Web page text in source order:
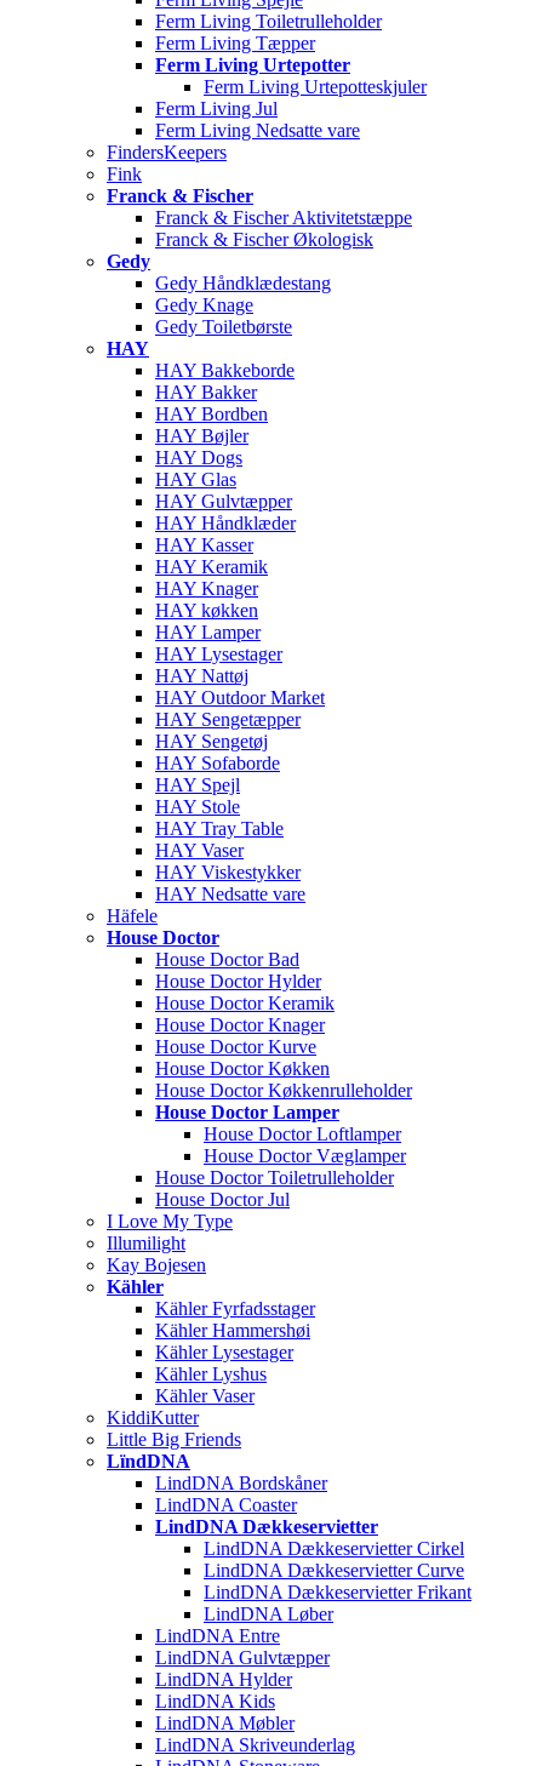
Ferm Living Toiletrulleholder
Ferm Living Tæpper
Ferm Living Urtepotter
Ferm Living Urtepotteskjuler
Ferm Living Jul
Ferm Living Nedsatte vare
FindersKeepers
Fink
Franck & Fischer
Franck & Fischer Aktivitetstæppe
Franck & Fischer Økologisk
Gedy
Gedy Håndklædestang
Gedy Knage
Gedy Toiletbørste
HAY
HAY Bakkeborde
HAY Bakker
HAY Bordben
HAY Bøjler
HAY Dogs
HAY Glas
HAY Gulvtæpper
HAY Håndklæder
HAY Kasser
HAY Keramik
HAY Knager
HAY køkken
HAY Lamper
HAY Lysestager
HAY Nattøj
HAY Outdoor Market
HAY Sengetæpper
HAY Sengetøj
HAY Sofaborde
HAY Spejl
HAY Stole
HAY Tray Table
HAY Vaser
HAY Viskestykker
HAY Nedsatte vare
Häfele
House Doctor
House Doctor Bad
House Doctor Hylder
House Doctor Keramik
House Doctor Knager
House Doctor Kurve
House Doctor Køkken
House Doctor Køkkenrulleholder
House Doctor Lamper
House Doctor Loftlamper
House Doctor Væglamper
House Doctor Toiletrulleholder
House Doctor Jul
I Love My Type
Illumilight
Kay Bojesen
Kähler
Kähler Fyrfadsstager
Kähler Hammershøi
Kähler Lysestager
Kähler Lyshus
Kähler Vaser
KiddiKutter
Little Big Friends
LïndDNA
LindDNA Bordskåner
LindDNA Coaster
LindDNA Dækkeservietter
LindDNA Dækkeservietter Cirkel
LindDNA Dækkeservietter Curve
LindDNA Dækkeservietter Frikant
LindDNA Løber
LindDNA Entre
LindDNA Gulvtæpper
LindDNA Hylder
LindDNA Kids
LindDNA Møbler
LindDNA Skriveunderlag